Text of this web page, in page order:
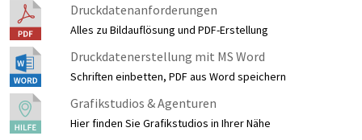
Druckdatenanforderungen
Alles zu Bildauflösung und PDF-Erstellung
Druckdatenerstellung mit MS Word
Schriften einbetten, PDF aus Word speichern
Grafikstudios & Agenturen
Hier finden Sie Grafikstudios in Ihrer Nähe